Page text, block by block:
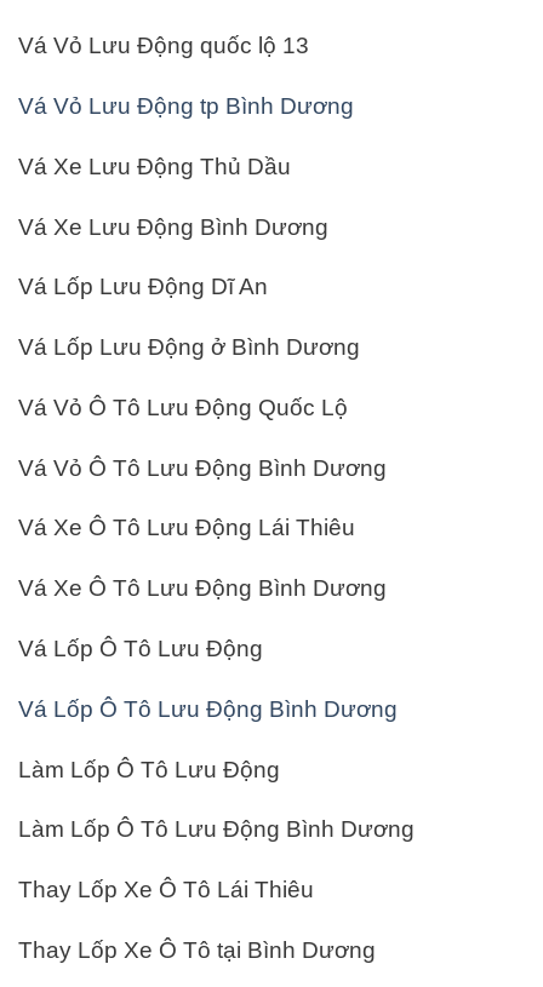
Vá Vỏ Lưu Động quốc lộ 13
Vá Vỏ Lưu Động tp Bình Dương
Vá Xe Lưu Động Thủ Dầu
Vá Xe Lưu Động Bình Dương
Vá Lốp Lưu Động Dĩ An
Vá Lốp Lưu Động ở Bình Dương
Vá Vỏ Ô Tô Lưu Động Quốc Lộ
Vá Vỏ Ô Tô Lưu Động Bình Dương
Vá Xe Ô Tô Lưu Động Lái Thiêu
Vá Xe Ô Tô Lưu Động Bình Dương
Vá Lốp Ô Tô Lưu Động
Vá Lốp Ô Tô Lưu Động Bình Dương
Làm Lốp Ô Tô Lưu Động
Làm Lốp Ô Tô Lưu Động Bình Dương
Thay Lốp Xe Ô Tô Lái Thiêu
Thay Lốp Xe Ô Tô tại Bình Dương